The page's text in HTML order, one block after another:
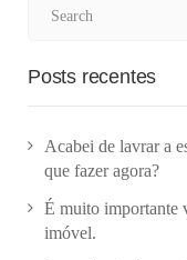
Posts recentes
Acabei de lavrar a
que fazer agora?
É muito importante
imóvel.